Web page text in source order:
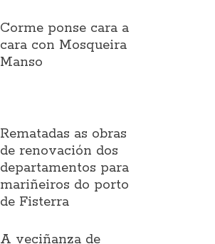
Corme ponse cara a
cara con Mosqueira
Manso
Rematadas as obras
de renovación dos
departamentos para
mariñeiros do porto
de Fisterra
A veciñanza de